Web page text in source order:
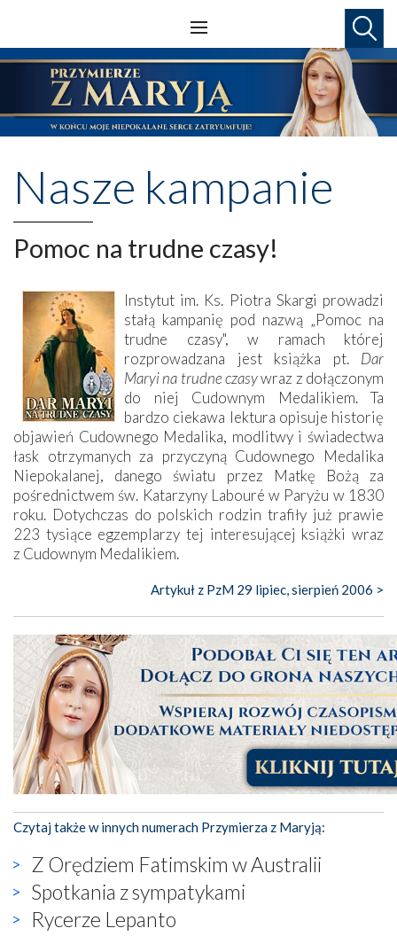
Nasze kampanie
Pomoc na trudne czasy!
Instytut im. Ks. Piotra Skargi prowadzi
stałą kampanię pod nazwą „Pomoc na
trudne czasy", w ramach której
rozprowadzana jest książka pt. Dar
Maryi na trudne czasywraz z dołączonym
do niej Cudownym Medalikiem. Ta
bardzo ciekawa lektura opisuje historię
objawień Cudownego Medalika, modlitwy i świadectwa
łask otrzymanych za przyczyną Cudownego Medalika
Niepokalanej, danego światu przez Matkę Bożą za
pośrednictwem św. Katarzyny Labouré w Paryżu w 1830
roku. Dotychczas do polskich rodzin trafiły już prawie
223 tysiące egzemplarzy tej interesującej książki wraz
z Cudownym Medalikiem.
Artykuł z PzM 29 lipiec, sierpień 2006 >
Czytaj także w innych numerach Przymierza z Maryją:
Z Orędziem Fatimskim w Australii
Spotkania z sympatykami
Rycerze Lepanto